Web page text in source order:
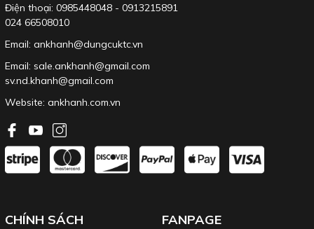
Điện thoại: 0985448048 - 0913215891
024 66508010
Email: ankhanh@dungcuktc.vn
Email: sale.ankhanh@gmail.com
sv.nd.khanh@gmail.com
Website: ankhanh.com.vn
CHÍNH SÁCH FANPAGE